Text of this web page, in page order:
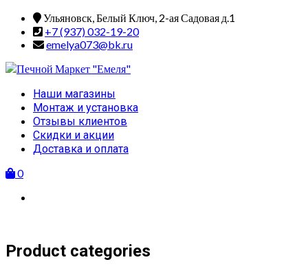
Skip
content
Ульяновск, Белый Ключ, 2-ая Садовая д.1
+7 (937) 032-19-20
emelya073@bk.ru
Primary
Menu
Наши магазины
Монтаж и установка
Отзывы клиентов
Скидки и акции
Доставка и оплата
0
Product categories